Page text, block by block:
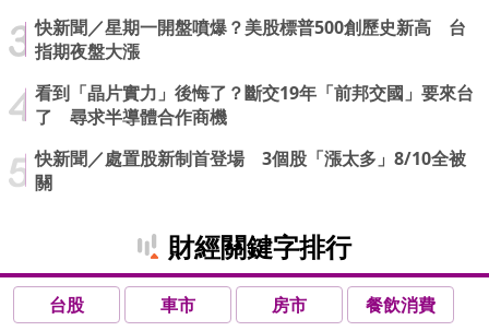
快新聞／星期一開盤噴爆？美股標普500創歷史新高 台
指期夜盤大漲
看到「晶片實力」後悔了？斷交19年「前邦交國」要來台
了 尋求半導體合作商機
快新聞／處置股新制首登場 3個股「漲太多」8/10全被
關
財經關鍵字排行
台股 車市 房市
餐飲消費